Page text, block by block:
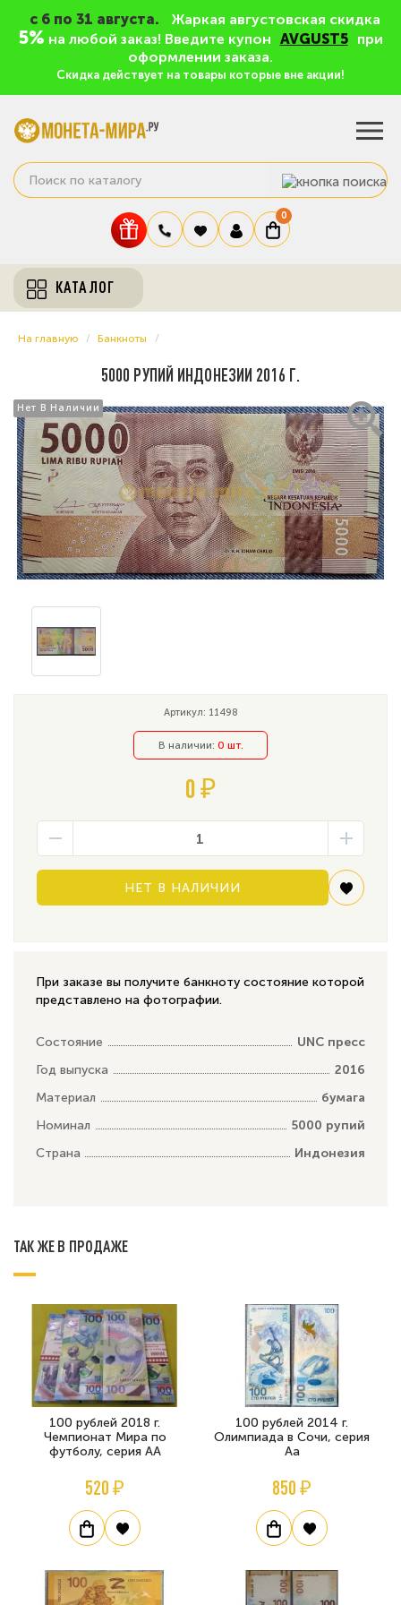
c 6 по 31 августа. Жаркая августовская скидка
5% на любой заказ! Введите купон AVGUST5
при
оформлении заказа.
Скидка действует на товары которые вне акции!
0
КАТАЛОГ
На главную Банкноты
5000 РУПИЙ ИНДОНЕЗИИ 2016 Г.
Нет В Наличии
Нет В Наличии
Артикул: 11498
В наличии: 0 шт.
0 ₽
НЕТ В НАЛИЧИИ
При заказе вы получите банкноту состояние которой
представлено на фотографии.
Состояние
UNC пресс
Год выпуска
2016
Материал
бумага
Номинал
5000 рупий
Страна
Индонезия
ТАК ЖЕ В ПРОДАЖЕ
100 рублей 2018 г.
Чемпионат Мира по
футболу, серия АА
520 ₽
100 рублей 2014 г.
Олимпиада в Сочи, серия
Аа
850 ₽